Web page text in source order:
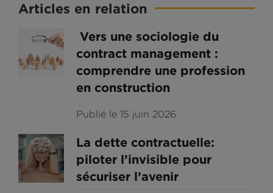
Articles en relation
Vers une sociologie du
contract management :
comprendre une profession
en construction
Publié le 15 juin 2026
La dette contractuelle:
piloter l’invisible pour
sécuriser l’avenir